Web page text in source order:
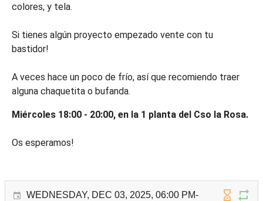
colores, y tela.
Si tienes algún proyecto empezado vente con tu
bastidor!
A veces hace un poco de frío, así que recomiendo traer
alguna chaquetita o bufanda.
Miércoles 18:00 - 20:00, en la 1 planta del Cso la Rosa.
Os esperamos!
WEDNESDAY, DEC 03, 2025, 06:00 PM-